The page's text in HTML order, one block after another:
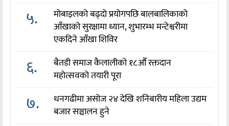
५.
मोबाइलको बढ्दो प्रयोगपछि बालबालिकाको
आँखाको सुरक्षामा ध्यान, शुभारम्भ मन्टेश्वरीमा
एकदिने आँखा शिविर
६.
बैतडी समाज कैलालीको १८औँ रक्तदान
महोत्सवको तयारी पूरा
७.
धनगढीमा असोज २४ देखि शनिबारीय महिला उद्यम
बजार सञ्चालन हुने